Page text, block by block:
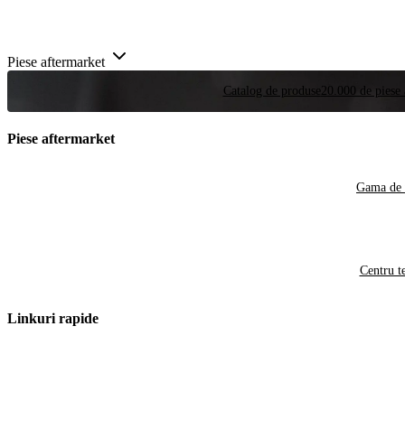
Piese aftermarket
Catalog de produse 20.000 de
Piese aftermarket
Gama de
Centru
Linkuri rapide